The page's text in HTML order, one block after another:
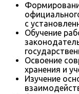
с
Обучение
Освоение
хранения и
Изучение